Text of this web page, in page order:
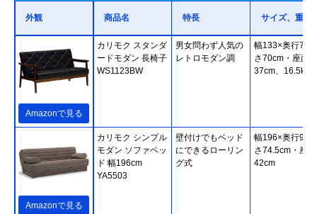
外観 商品名 特長 サイズ、重さ
Amazonで見る
カリモク スタンダ
ードモダン 長椅子
WS1123BW
男女問わず人気の
レトロモダン調
幅133×奥行70×
さ70cm・座面高
37cm、16.5kg
Amazonで見る
カリモク シンプル
モダン ソファベッ
ド 幅196cm
YA5503
壁付けでもベッド
にできるローリン
グ式
幅196×奥行93×
さ74.5cm・座高
42cm